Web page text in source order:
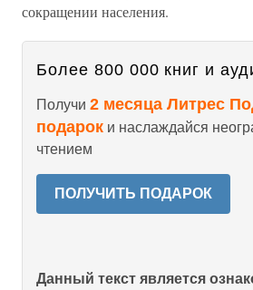
сокращении населения.
Более 800 000 книг и
Получи 2 месяца Литрес
подарок и наслаждайся
чтением
ПОЛУЧИТЬ ПОДАРОК
Данный текст является